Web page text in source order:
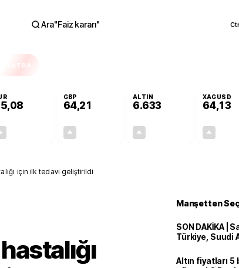
Ara"Faiz kararı"
EKSTRA
GBP
64,21
ALTIN
6.633
XAGUSD
64,13
için ilk tedavi geliştirildi
Manşetten
SON DAKİKA |
Türkiye, Suudi
Altın fiyatları 5